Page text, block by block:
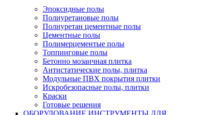
Эпоксидные полы
Полиуретановые полы
Полиуретан цементные полы
Цементные полы
Полимерцементые полы
Топпинговые полы
Бетонно мозаичная плитка
Антистатические полы, плитка
Модульные ПВХ покрытия плитки
Искробезопасные полы, плитки
Краски
Готовые решения
ОБОРУДОВАНИЕ ИНСТРУМЕНТЫ ДЛЯ